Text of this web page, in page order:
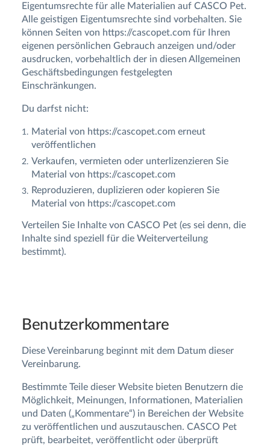
Eigentumsrechte für alle Materialien auf CASCO Pet.
Alle geistigen Eigentumsrechte sind vorbehalten. Sie
können Seiten von https://cascopet.com für Ihren
eigenen persönlichen Gebrauch anzeigen und/oder
ausdrucken, vorbehaltlich der in diesen Allgemeinen
Geschäftsbedingungen festgelegten
Einschränkungen.
Du darfst nicht:
Material von https://cascopet.com erneut
veröffentlichen
Verkaufen, vermieten oder unterlizenzieren Sie
Material von https://cascopet.com
Reproduzieren, duplizieren oder kopieren Sie
Material von https://cascopet.com
Verteilen Sie Inhalte von CASCO Pet (es sei denn, die
Inhalte sind speziell für die Weiterverteilung
bestimmt).
Benutzerkommentare
Diese Vereinbarung beginnt mit dem Datum dieser
Vereinbarung.
Bestimmte Teile dieser Website bieten Benutzern die
Möglichkeit, Meinungen, Informationen, Materialien
und Daten („Kommentare“) in Bereichen der Website
zu veröffentlichen und auszutauschen. CASCO Pet
prüft, bearbeitet, veröffentlicht oder überprüft